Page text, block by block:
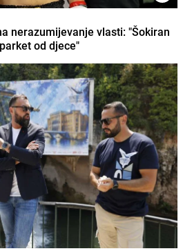
nerazumijevanje vlasti: "Šokiran
od djece"